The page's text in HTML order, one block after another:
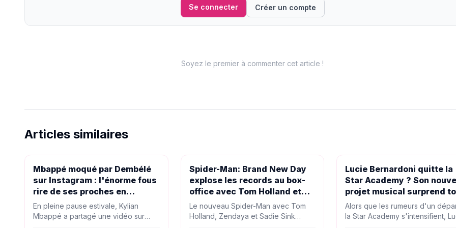
Se connecter Créer un compte
Soyez le premier à commenter cet article !
Articles similaires
PEOPLE
Mbappé moqué par Dembélé
sur Instagram : l'énorme fous
rire de ses proches en
vacances
En pleine pause estivale, Kylian
Mbappé a partagé une vidéo sur
PEOPLE
Spider-Man: Brand New Day
explose les records au box-
office avec Tom Holland et
Zendaya
Le nouveau Spider-Man avec Tom
Holland, Zendaya et Sadie Sink
PEOPLE
Lucie Bernardoni quitte la
Star Academy ? Son
projet musical surprend
le monde
Alors que les rumeurs d'un
la Star Academy s'intensifient,